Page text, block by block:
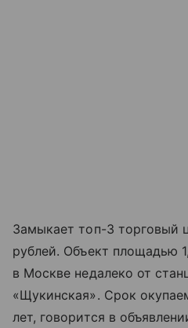
Замыкает топ-3 торговый
рублей. Объект площадью
в Москве недалеко от
«Щукинская». Срок
лет, говорится в